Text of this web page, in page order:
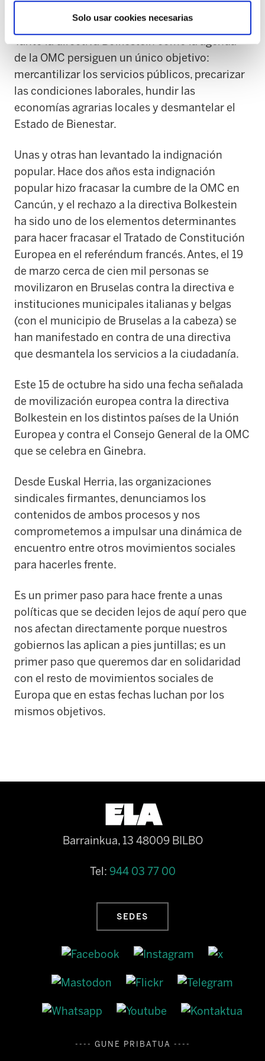
Solo usar cookies necesarias
Tanto la directiva Bolkestein como la agenda
de la OMC persiguen un único objetivo:
mercantilizar los servicios públicos, precarizar
las condiciones laborales, hundir las
economías agrarias locales y desmantelar el
Estado de Bienestar.
Unas y otras han levantado la indignación
popular. Hace dos años esta indignación
popular hizo fracasar la cumbre de la OMC en
Cancún, y el rechazo a la directiva Bolkestein
ha sido uno de los elementos determinantes
para hacer fracasar el Tratado de Constitución
Europea en el referéndum francés. Antes, el 19
de marzo cerca de cien mil personas se
movilizaron en Bruselas contra la directiva e
instituciones municipales italianas y belgas
(con el municipio de Bruselas a la cabeza) se
han manifestado en contra de una directiva
que desmantela los servicios a la ciudadanía.
Este 15 de octubre ha sido una fecha señalada
de movilización europea contra la directiva
Bolkestein en los distintos países de la Unión
Europea y contra el Consejo General de la OMC
que se celebra en Ginebra.
Desde Euskal Herria, las organizaciones
sindicales firmantes, denunciamos los
contenidos de ambos procesos y nos
comprometemos a impulsar una dinámica de
encuentro entre otros movimientos sociales
para hacerles frente.
Es un primer paso para hace frente a unas
políticas que se deciden lejos de aquí pero que
nos afectan directamente porque nuestros
gobiernos las aplican a pies juntillas; es un
primer paso que queremos dar en solidaridad
con el resto de movimientos sociales de
Europa que en estas fechas luchan por los
mismos objetivos.
Barrainkua, 13 48009 BILBO
Tel: 944 03 77 00
SEDES
---- GUNE PRIBATUA ----